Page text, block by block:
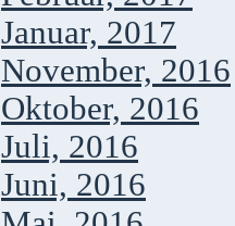
Januar, 2017
November, 2016
Oktober, 2016
Juli, 2016
Juni, 2016